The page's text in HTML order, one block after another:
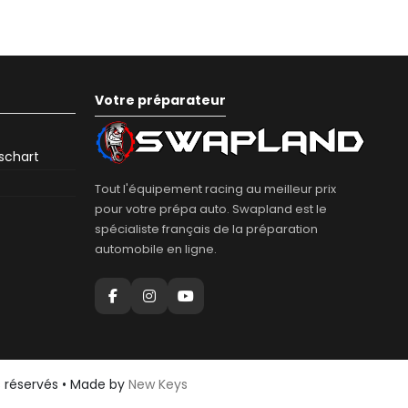
vite. Si elle est bien ajustée et correctement
zones chaudes ?
sur un collecteur, un turbo ou une
thermique dédiée et garder la gaine
Votre préparateur
Tout l'équipement racing au meilleur prix
pour votre prépa auto. Swapland est le
spécialiste français de la préparation
automobile en ligne.
• Made byNew Keys